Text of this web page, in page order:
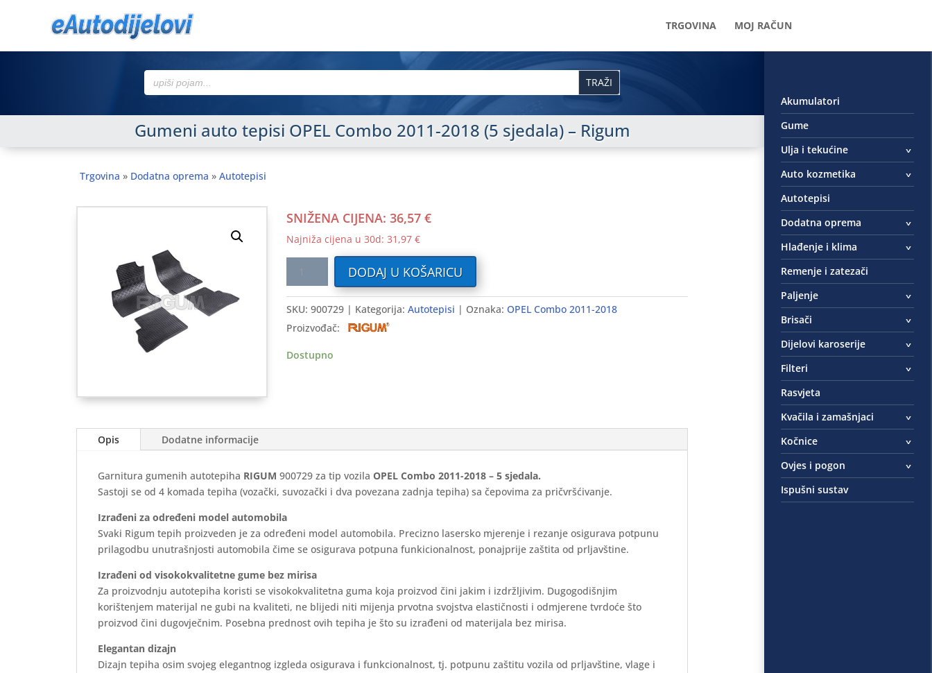
TRGOVINA MOJ RAČUN
Search
for:
Gumeni auto tepisi OPEL Combo 2011-2018 (5 sjedala) – Rigum
Trgovina » Dodatna oprema »Autotepisi
SNIŽENA CIJENA: 36,57 €
Najniža cijena u 30d: 31,97 €
tepisi
OPEL
Combo
2018
DODAJ U KOŠARICU
SKU: 900729 Kategorija: Autotepisi Oznaka: OPEL Combo 2011-2018
Proizvođač:
Dostupno
Opis Dodatne informacije
Garnitura gumenih autotepiha RIGUM 900729 za tip vozila OPEL Combo 2011-2018 – 5 sjedala.
Sastoji se od 4 komada tepiha (vozački, suvozački i dva povezana zadnja tepiha) sa čepovima za pričvršćivanje.
Izrađeni za određeni model automobila
Svaki Rigum tepih proizveden je za određeni model automobila. Precizno lasersko mjerenje i rezanje osigurava potpunu
prilagodbu unutrašnjosti automobila čime se osigurava potpuna funkicionalnost, ponajprije zaštita od prljavštine.
Izrađeni od visokokvalitetne gume bez mirisa
Za proizvodnju autotepiha koristi se visokokvalitetna guma koja proizvod čini jakim i izdržljivim. Dugogodišnjim
korištenjem materijal ne gubi na kvaliteti, ne blijedi niti mijenja prvotna svojstva elastičnosti i odmjerene tvrdoće što
proizvod čini dugovječnim. Posebna prednost ovih tepiha je što su izrađeni od materijala bez mirisa.
Elegantan dizajn
Dizajn tepiha osim svojeg elegantnog izgleda osigurava i funkcionalnost, tj. potpunu zaštitu vozila od prljavštine, vlage i
Akumulatori
Gume
Ulja i tekućine
Auto kozmetika
Autotepisi
Dodatna oprema
Hlađenje i klima
Remenje i zatezači
Paljenje
Brisači
Dijelovi karoserije
Filteri
Rasvjeta
Kvačila i zamašnjaci
Kočnice
Ovjes i pogon
Ispušni sustav